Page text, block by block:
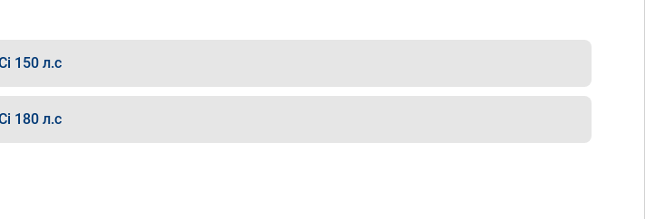
150 л.с
180 л.с